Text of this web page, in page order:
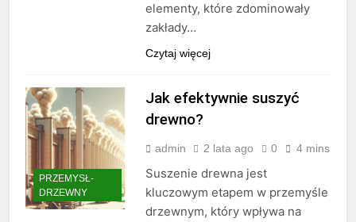
elementy, które zdominowały
zakłady…
Czytaj więcej
PRZEMYSŁ-
DRZEWNY
Jak efektywnie suszyć
drewno?
admin 2 lata ago 0 4 mins
Suszenie drewna jest
kluczowym etapem w przemyśle
drzewnym, który wpływa na